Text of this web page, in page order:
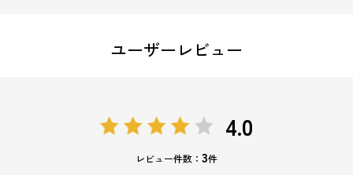
ユーザーレビュー
4.0
レビュー件数： 3件